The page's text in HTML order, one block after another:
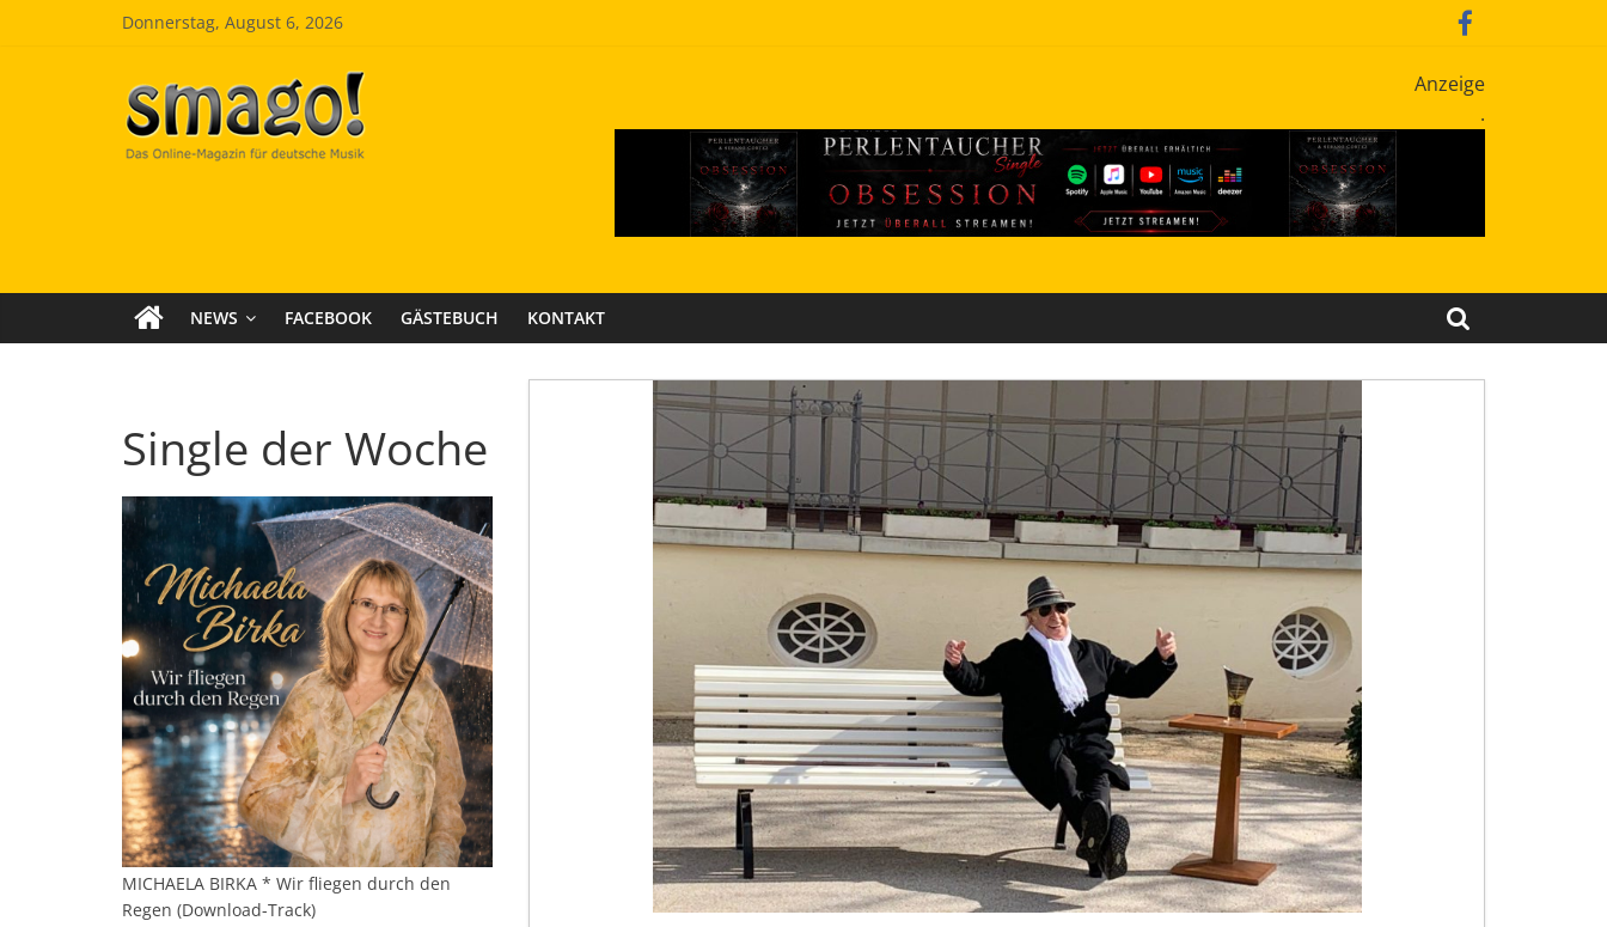
Donnerstag, August 6, 2026
Smago
SchlagerMAGazinOnline
Anzeige
.
NEWS FACEBOOK GÄSTEBUCH KONTAKT
Single der Woche
MICHAELA BIRKA * Wir fliegen durch den
Regen (Download-Track)